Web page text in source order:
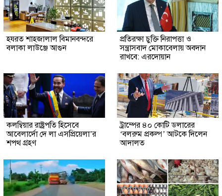
হযরত শাহজালাল বিমানবন্দরে
বলাকা লাউঞ্জে আগুন
প্রতিরক্ষা চুক্তি নিরাপত্তা ও
সন্ত্রাসবাদ মোকাবেলায় অবদান
রাখবে: এরদোয়ান
কলম্বিয়ার রাষ্ট্রপতি হিসেবে
আবেলার্দো দে লা এসপ্রিয়েলা’র
শপথ গ্রহণ
ট্রাম্পের ৪০ কোটি ডলারের
‘বলরুম প্রকল্প’ আটকে দিলেন
আদালত